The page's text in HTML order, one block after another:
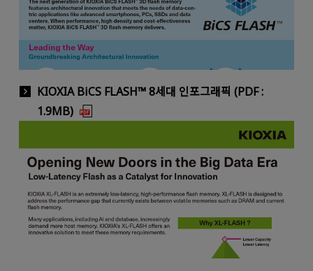
KIOXIA BiCS FLASH™ 8세대 인포그래픽 (PDF :
1.9MB)